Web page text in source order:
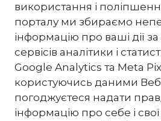
використання і
порталу ми збираємо
інформацію про ваші дії
сервісів аналітики і
Google Analytics та Meta
користуючись даними
погоджуєтеся надати
інформацію про себе і свої